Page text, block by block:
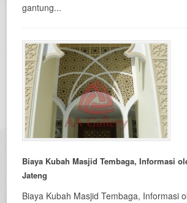
gantung...
Biaya Kubah Masjid Tembaga, Informasi
Jateng
Biaya Kubah Masjid Tembaga, Informasi